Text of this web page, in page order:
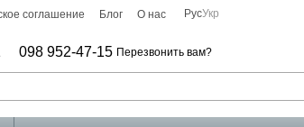
соглашение Блог О нас РусУкр
098 952-47-15 Перезвонить вам?